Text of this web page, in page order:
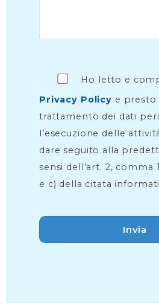
Ho letto e
Privacy Policy e presto
trattamento dei dati
l’esecuzione delle
dare seguito alla
sensi dell’art. 2, comma
e c) della citata